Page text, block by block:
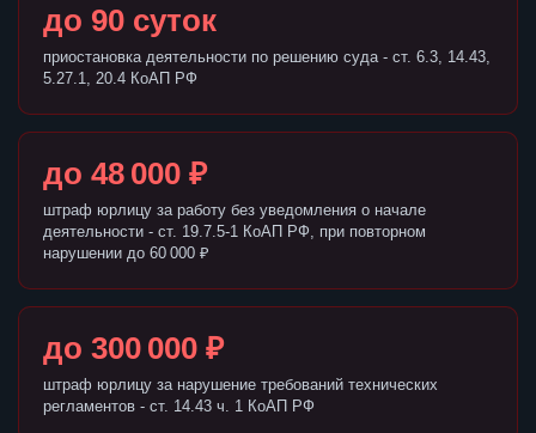
до 90 суток
приостановка деятельности по решению суда - ст. 6.3, 14.43,
5.27.1, 20.4 КоАП РФ
до 48 000 ₽
штраф юрлицу за работу без уведомления о начале
деятельности - ст. 19.7.5-1 КоАП РФ, при повторном
нарушении до 60 000 ₽
до 300 000 ₽
штраф юрлицу за нарушение требований технических
регламентов - ст. 14.43 ч. 1 КоАП РФ